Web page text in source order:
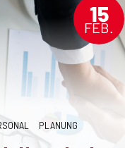
PLANUNG
15
FEB.